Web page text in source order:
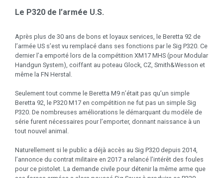
Le P320 de l’armée U.S.
Après plus de 30 ans de bons et loyaux services, le Beretta 92 de
l’armée US s’est vu remplacé dans ses fonctions par le Sig P320. Ce
dernier l’a emporté lors de la compétition XM17 MHS (pour Modular
Handgun System), coiffant au poteau Glock, CZ, Smith&Wesson et
même la FN Herstal.
Seulement tout comme le Beretta M9 n’était pas qu’un simple
Beretta 92, le P320 M17 en compétition ne fut pas un simple Sig
P320. De nombreuses améliorations le démarquant du modèle de
série furent nécessaires pour l’emporter, donnant naissance à un
tout nouvel animal.
Naturellement si le public a déjà accès au Sig P320 depuis 2014,
l’annonce du contrat militaire en 2017 a relancé l’intérêt des foules
pour ce pistolet. La demande civile pour détenir la même arme que